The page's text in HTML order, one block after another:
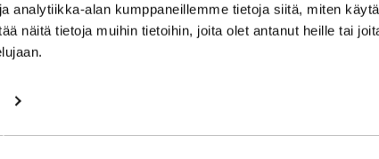
analytiikka-alan kumppaneillemme tietoja siitä, miten
näitä tietoja muihin tietoihin, joita olet antanut heille tai
ja